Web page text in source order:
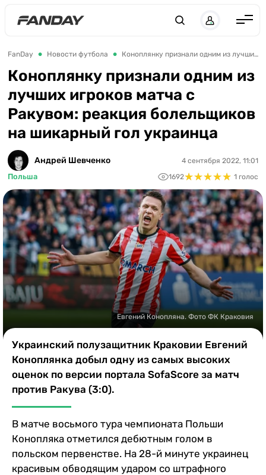
Англия
Испания
Германия
Италия
Франция
Украина
ЛЧ
ЛЕ
ЧЕ-2028
Букмекеры
Казино
FanDay Новости футбола Коноплянку признали одним из лучших игроков матча с Ракувом: реакция болельщиков на шикарный гол украинца
Коноплянку признали одним из
лучших игроков матча с
Ракувом: реакция болельщиков
на шикарный гол украинца
Андрей Шевченко
Польша
4 сентября 2022, 11:01
1692★★★★★
★★★★★ 1 голос
Евгений Конопляна. Фото ФК Краковия
Украинский полузащитник Краковии Евгений
Коноплянка добыл одну из самых высоких
оценок по версии портала SofaScore за матч
против Ракува (3:0).
В матче восьмого тура чемпионата Польши
Конопляка отметился дебютным голом в
польском первенстве. На 28-й минуте украинец
красивым обводящим ударом со штрафного